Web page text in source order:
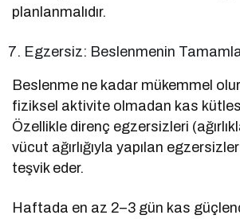
planlanmalıdır.
Egzersiz: Beslenmenin
Beslenme ne kadar mükemmel
fiziksel aktivite olmadan kas
Özellikle direnç egzersizleri
vücut ağırlığıyla yapılan
teşvik eder.
Haftada en az 2–3 gün kas